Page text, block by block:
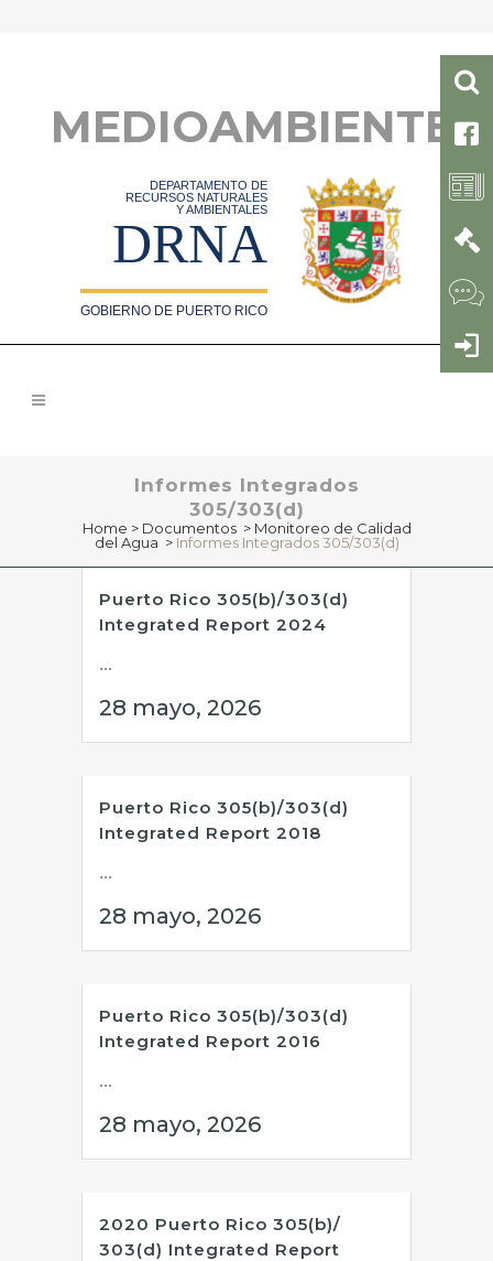
MEDIOAMBIENTE
DEPARTAMENTO DE
RECURSOS NATURALES
Y AMBIENTALES
DRNA
GOBIERNO DE PUERTO RICO
Informes Integrados
305/303(d)
Home > Documentos > Monitoreo de Calidad
del Agua > Informes Integrados 305/303(d)
Puerto Rico 305(b)/303(d)
Integrated Report 2024
...
28 mayo, 2026
Puerto Rico 305(b)/303(d)
Integrated Report 2018
...
28 mayo, 2026
Puerto Rico 305(b)/303(d)
Integrated Report 2016
...
28 mayo, 2026
2020 Puerto Rico 305(b)/
303(d) Integrated Report